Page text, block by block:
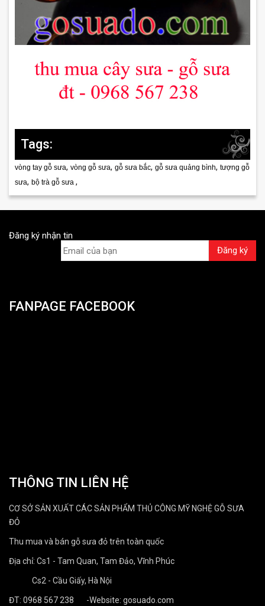
Tags:
vòng tay gỗ sưa, vòng gỗ sưa, gỗ sưa bắc, gỗ sưa quảng bình, tượng gỗ
sưa, bộ trà gỗ sưa ,
rugby maillot
Đăng ký nhận tin
FANPAGE FACEBOOK
THÔNG TIN LIÊN HỆ
CƠ SỞ SẢN XUẤT CÁC SẢN PHẨM THỦ CÔNG MỸ NGHỆ GỖ SƯA
ĐỎ
Thu mua và bán gỗ sưa đỏ trên toàn quốc
Địa chỉ: Cs1 - Tam Quan, Tam Đảo, Vĩnh Phúc
Cs2 - Cầu Giấy, Hà Nội
ĐT: 0968 567 238 -Website: gosuado.com